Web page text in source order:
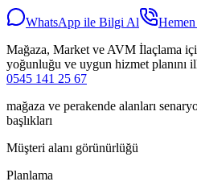
WhatsApp ile Bilgi Al
Mağaza, Market ve AVM İlaçlama
yoğunluğu ve uygun hizmet planını
0545 141 25 67
mağaza ve perakende alanları
başlıkları
Müşteri alanı görünürlüğü
Planlama